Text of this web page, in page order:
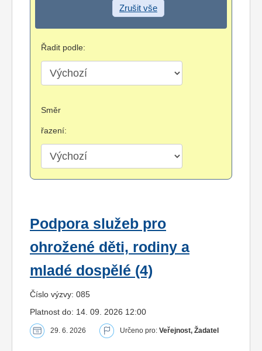
Zrušit vše
Řadit podle:
Směr
řazení:
Podpora služeb pro
ohrožené děti, rodiny a
mladé dospělé (4)
Číslo výzvy: 085
Platnost do: 14. 09. 2026 12:00
29. 6. 2026 Určeno pro: Veřejnost, Žadatel